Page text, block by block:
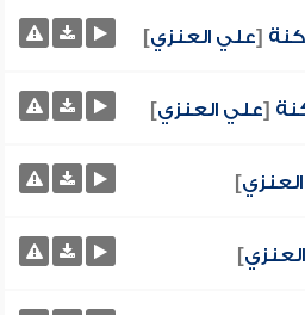
[علي العنزي]
[علي العنزي]
]
]